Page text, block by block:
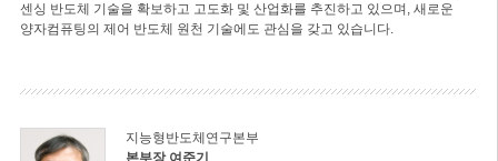
센싱 반도체 기술을 확보하고 고도화 및 산업화를 추진하고 있으며, 새로운
양자컴퓨팅의 제어 반도체 원천 기술에도 관심을 갖고 있습니다.
지능형반도체연구본부
본부장 여준기